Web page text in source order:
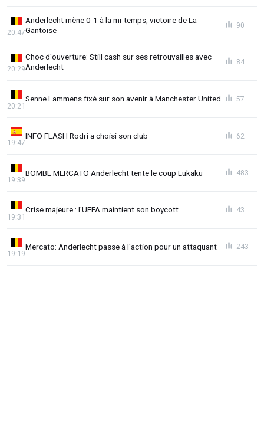
Anderlecht mène 0-1 à la mi-temps, victoire de La
Gantoise
20:47
90
Choc d'ouverture: Still cash sur ses retrouvailles avec
Anderlecht
20:29
84
Senne Lammens fixé sur son avenir à Manchester United
20:21
57
INFO FLASH Rodri a choisi son club
19:47
62
BOMBE MERCATO Anderlecht tente le coup Lukaku
19:39
483
Crise majeure : l'UEFA maintient son boycott
19:31
43
Mercato: Anderlecht passe à l'action pour un attaquant
19:19
243